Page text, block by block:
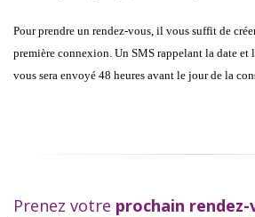
Pour prendre un rendez-vous, il vous suffit de
première connexion. Un SMS rappelant la date et
vous sera envoyé 48 heures avant le jour de la
Prenez votre prochain rendez-